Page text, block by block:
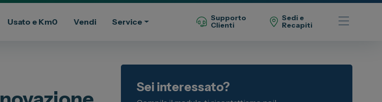
Usato e Km0 Vendi Service
Supporto
Clienti
Sedi e
Recapiti
Il Gruppo Spazio
Sei interessato?